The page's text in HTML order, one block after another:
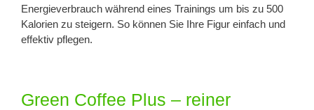
Energieverbrauch während eines Trainings um bis zu 500
Kalorien zu steigern. So können Sie Ihre Figur einfach und
effektiv pflegen.
Green Coffee Plus – reiner